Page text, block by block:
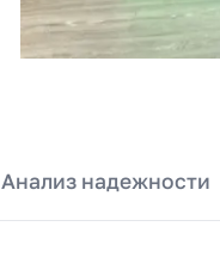
Анализ надежности